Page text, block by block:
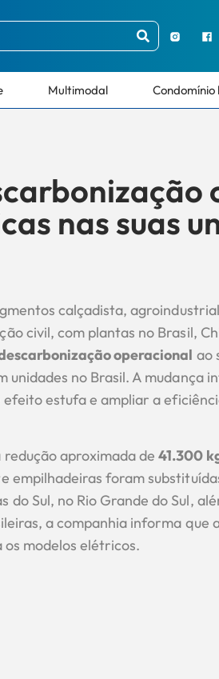
Multimodal Condomínio
nas suas
calçadista,
civil, com plantas no Brasil,
operacional ao
unidades no Brasil. A mudança
estufa e ampliar a
redução aproximada de41.300
empilhadeiras foram
Sul, no Rio Grande do Sul,
a companhia informa que
modelos elétricos.